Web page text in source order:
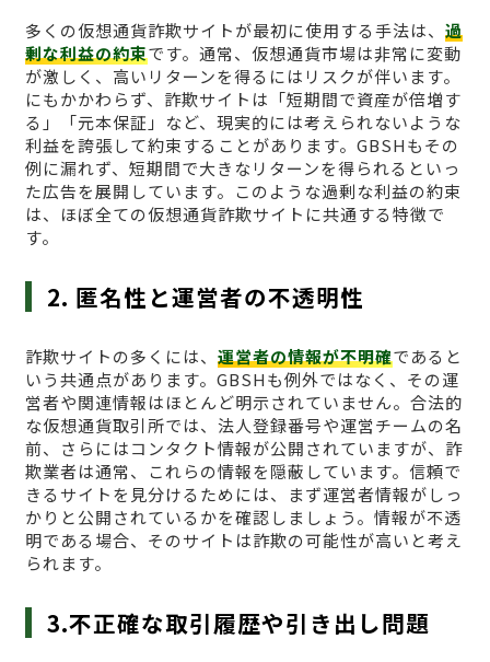
多くの仮想通貨詐欺サイトが最初に使用する手法は、 過
剰な利益の約束です。通常、仮想通貨市場は非常に変動
が激しく、高いリターンを得るにはリスクが伴います。
にもかかわらず、詐欺サイトは「短期間で資産が倍増す
る」「元本保証」など、現実的には考えられないような
利益を誇張して約束することがあります。GBSHもその
例に漏れず、短期間で大きなリターンを得られるといっ
た広告を展開しています。このような過剰な利益の約束
は、ほぼ全ての仮想通貨詐欺サイトに共通する特徴で
す。
2. 匿名性と運営者の不透明性
詐欺サイトの多くには、 運営者の情報が不明確であると
いう共通点があります。GBSHも例外ではなく、その運
営者や関連情報はほとんど明示されていません。合法的
な仮想通貨取引所では、法人登録番号や運営チームの名
前、さらにはコンタクト情報が公開されていますが、詐
欺業者は通常、これらの情報を隠蔽しています。信頼で
きるサイトを見分けるためには、まず運営者情報がしっ
かりと公開されているかを確認しましょう。情報が不透
明である場合、そのサイトは詐欺の可能性が高いと考え
られます。
3.不正確な取引履歴や引き出し問題